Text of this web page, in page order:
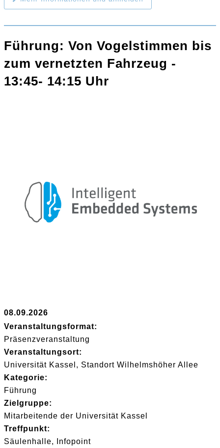
Führung: Von Vogelstimmen bis
zum vernetzten Fahrzeug -
13:45- 14:15 Uhr
08.09.2026
Veranstaltungsformat:
Präsenzveranstaltung
Veranstaltungsort:
Universität Kassel, Standort Wilhelmshöher Allee
Kategorie:
Führung
Zielgruppe:
Mitarbeitende der Universität Kassel
Treffpunkt:
Säulenhalle, Infopoint